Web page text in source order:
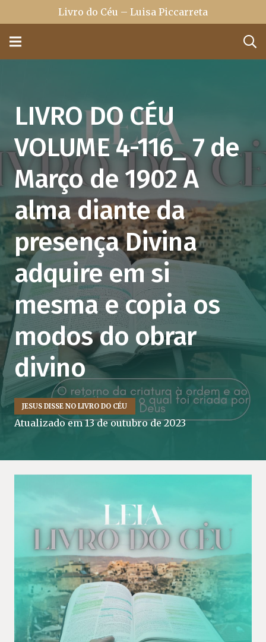
Livro do Céu – Luisa Piccarreta
LIVRO DO CÉU
VOLUME 4-116_ 7 de
Março de 1902 A
alma diante da
presença Divina
adquire em si
mesma e copia os
modos do obrar
divino
JESUS DISSE NO LIVRO DO CÉU
Atualizado em13 de outubro de 2023